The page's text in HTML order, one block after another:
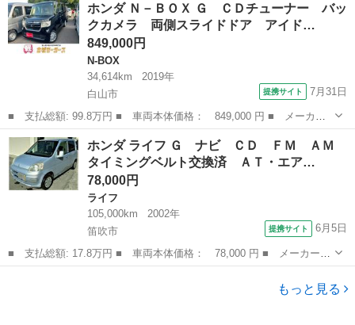
センシング クリアランスソナー オートクルーズコントロール レ
ーンアシス...
ホンダ Ｎ－ＢＯＸ Ｇ ＣＤチューナー バッ
クカメラ 両側スライドドア アイド…
849,000円
N-BOX
34,614km
2019年
白山市
提携サイト 7月31日
■ 支払総額: 99.8万円 ■ 車両本体価格： 849,000 円 ■ メーカー
名： ホンダ ■ 車種名： Ｎ－ＢＯＸ ■ グレード名： Ｇ ＣＤ
チューナー バックカメラ 両側スライドドア アイドリングストッ
プ 横滑り防...
石川 白山市 N-BOX
ホンダ ライフ Ｇ ナビ ＣＤ ＦＭ ＡＭ
タイミングベルト交換済 ＡＴ・エア…
78,000円
ライフ
105,000km
2002年
笛吹市
提携サイト 6月5日
■ 支払総額: 17.8万円 ■ 車両本体価格： 78,000 円 ■ メーカー
名： ホンダ ■ 車種名： ライフ ■ グレード名： Ｇ ナビ Ｃ
Ｄ ＦＭ ＡＭ タイミングベルト交換済 ＡＴ・エアコン・パワー
もっと見る